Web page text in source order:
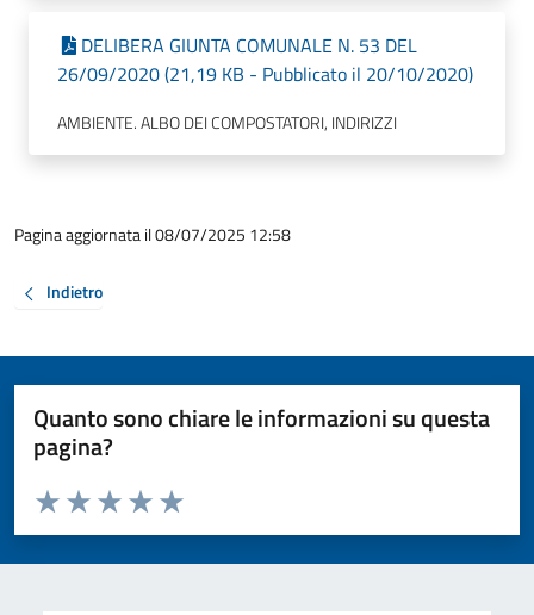
DELIBERA GIUNTA COMUNALE N. 53 DEL
26/09/2020 (21,19 KB - Pubblicato il 20/10/2020)
AMBIENTE. ALBO DEI COMPOSTATORI, INDIRIZZI
Pagina aggiornata il 08/07/2025 12:58
Indietro
Quanto sono chiare le informazioni su questa
pagina?
Valuta da 1 a 5 stelle la pagina
Valuta 5 stelle su 5
Valuta 4 stelle su 5
Valuta 3 stelle su 5
Valuta 2 stelle su 5
Valuta 1 stelle su 5